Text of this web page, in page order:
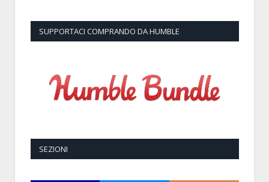
SUPPORTACI COMPRANDO DA HUMBLE
SEZIONI